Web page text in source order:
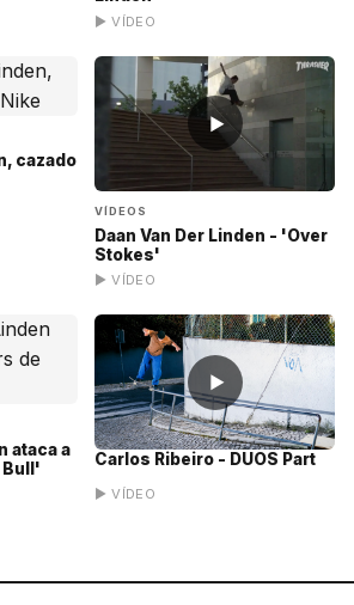
▶ VÍDEO
cazado
▶
VÍDEOS
Daan Van Der Linden - 'Over
Stokes'
▶ VÍDEO
ataca a
Bull'
▶
Carlos Ribeiro - DUOS Part
▶ VÍDEO